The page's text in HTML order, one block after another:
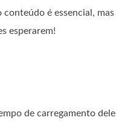
conteúdo é essencial, mas
esperarem!
de carregamento dele